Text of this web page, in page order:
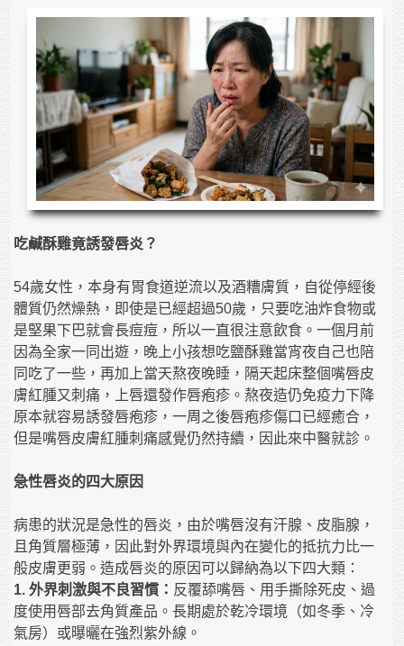
吃鹹酥雞竟誘發唇炎？
54歲女性，本身有胃食道逆流以及酒糟膚質，自從停經後
體質仍然燥熱，即使是已經超過50歲，只要吃油炸食物或
是堅果下巴就會長痘痘，所以一直很注意飲食。一個月前
因為全家一同出遊，晚上小孩想吃鹽酥雞當宵夜自己也陪
同吃了一些，再加上當天熬夜晚睡，隔天起床整個嘴唇皮
膚紅腫又刺痛，上唇還發作唇疱疹。熬夜造仍免疫力下降
原本就容易誘發唇疱疹，一周之後唇疱疹傷口已經癒合，
但是嘴唇皮膚紅腫刺痛感覺仍然持續，因此來中醫就診。
急性唇炎的四大原因
病患的狀況是急性的唇炎，由於嘴唇沒有汗腺、皮脂腺，
且角質層極薄，因此對外界環境與內在變化的抵抗力比一
般皮膚更弱。造成唇炎的原因可以歸納為以下四大類：
1. 外界刺激與不良習慣： 反覆舔嘴唇、用手撕除死皮、過
度使用唇部去角質產品。長期處於乾冷環境（如冬季、冷
氣房）或曝曬在強烈紫外線。